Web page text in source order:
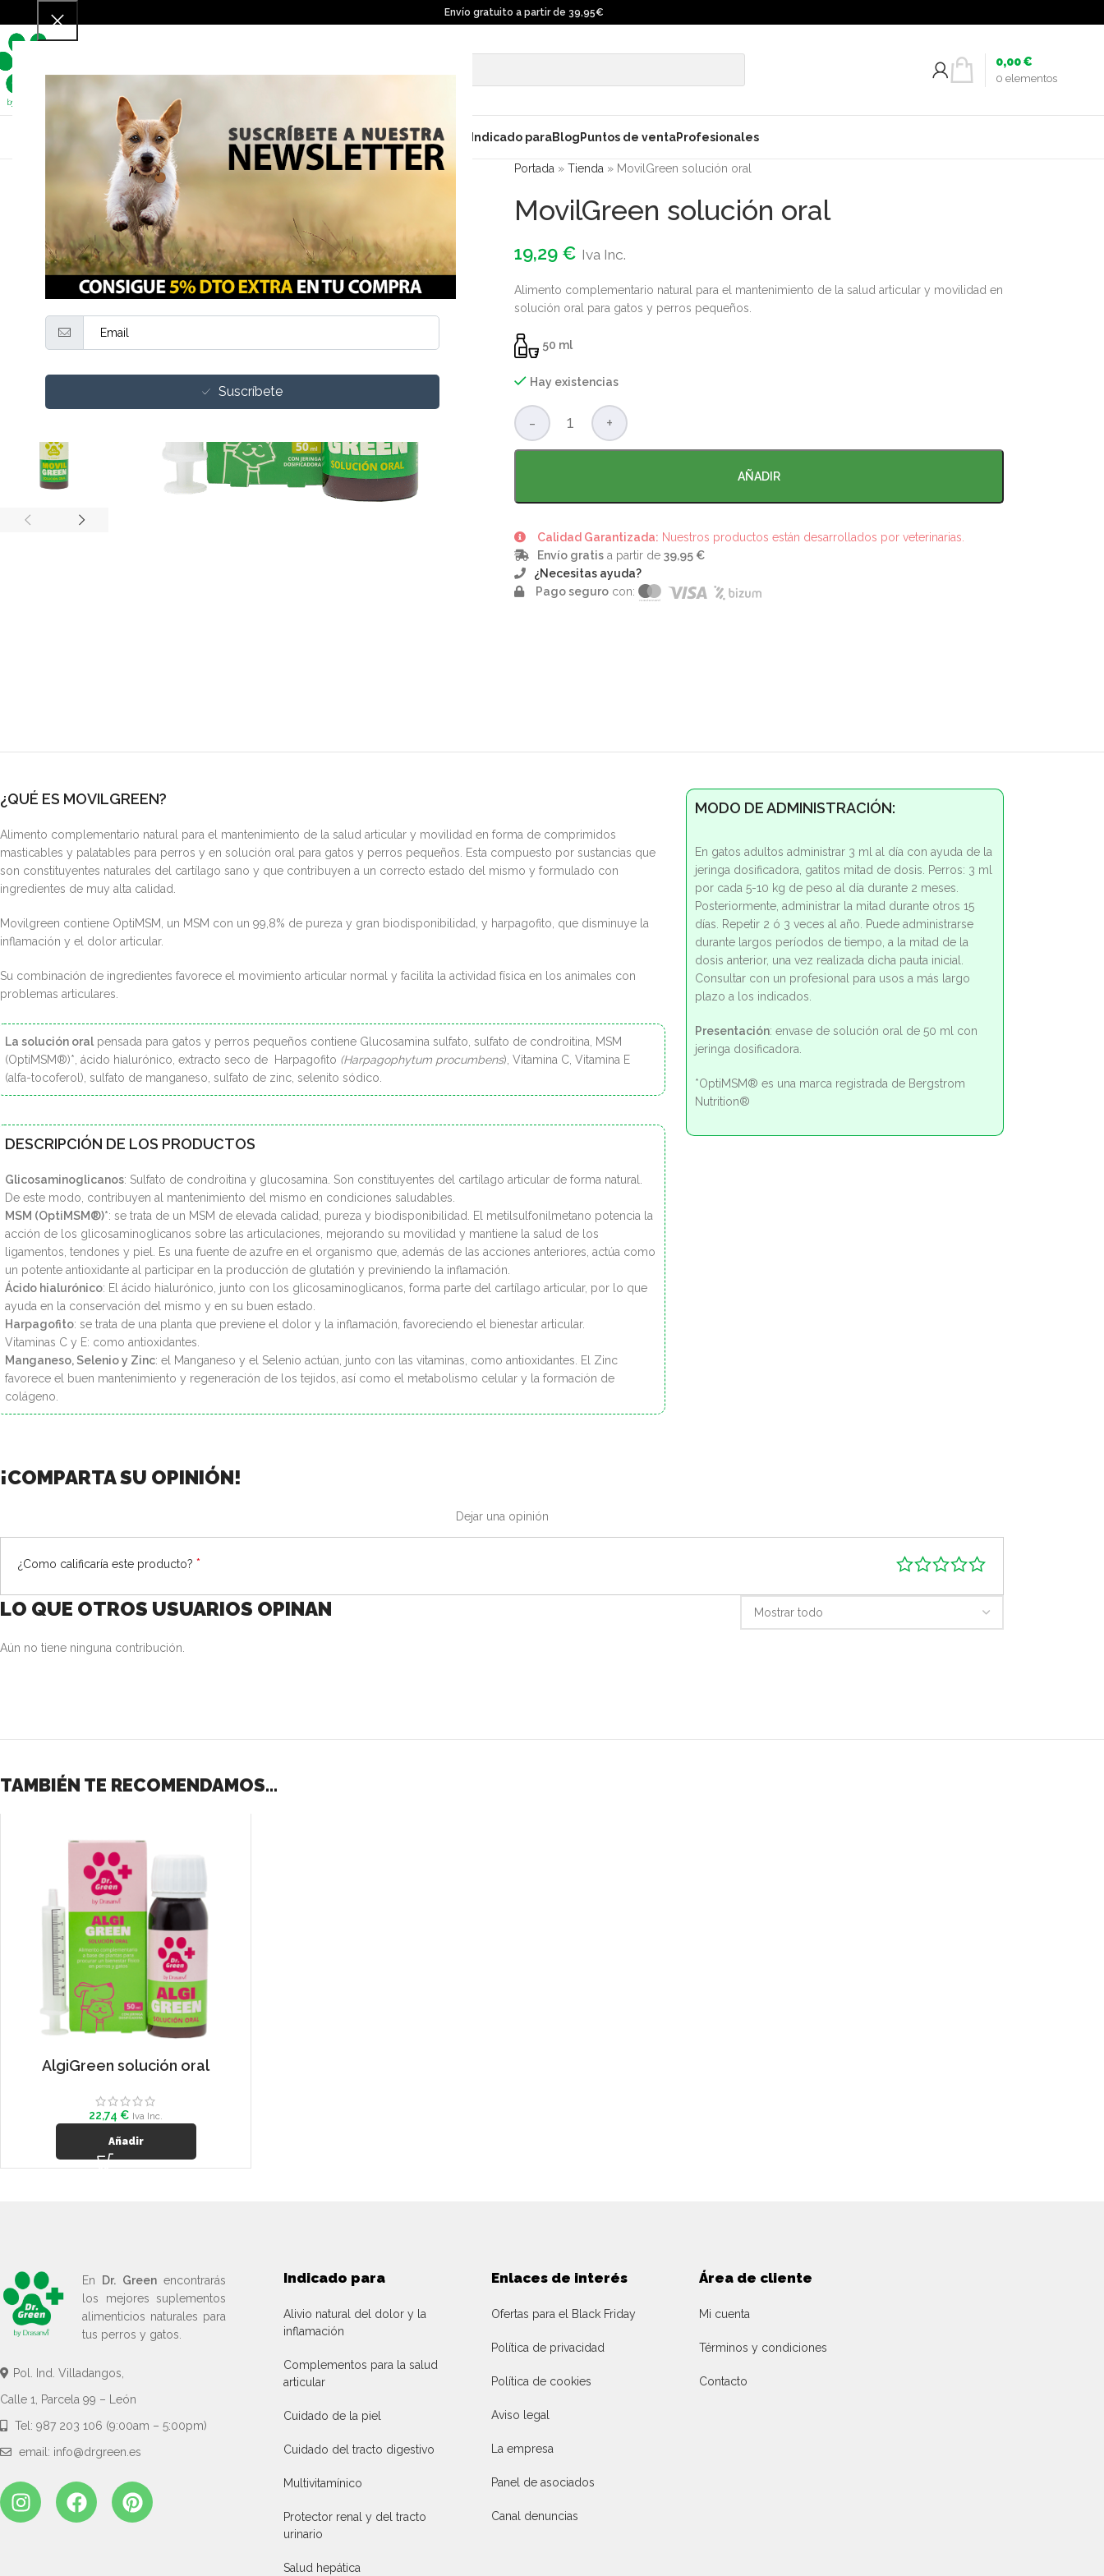
Suscríbete
Envío gratuito a partir de 39,95€
0 elementos
0,00€
Para perros Para gatos Champú Indicado paraBlog Puntos de ventaProfesionales
Portada » Tienda » MovilGreen solución oral
MovilGreen solución oral
19,29 € Iva Inc.
Alimento complementario natural para el mantenimiento de la salud articular y movilidad en
solución oral para gatos y perros pequeños.
50 ml
Hay existencias
AÑADIR
Calidad Garantizada: Nuestros productos están desarrollados por veterinarias.
Envío gratisa partir de 39,95 €
¿Necesitas ayuda?
Pago segurocon:
¿QUÉ ES MOVILGREEN?
Alimento complementario natural para el mantenimiento de la salud articular y movilidad en forma de comprimidos
masticables y palatables para perros y en solución oral para gatos y perros pequeños. Esta compuesto por sustancias que
son constituyentes naturales del cartílago sano y que contribuyen a un correcto estado del mismo y formulado con
ingredientes de muy alta calidad.
Movilgreen contiene OptiMSM, un MSM con un 99,8% de pureza y gran biodisponibilidad, y harpagofito, que disminuye la
inflamación y el dolor articular.
Su combinación de ingredientes favorece el movimiento articular normal y facilita la actividad física en los animales con
problemas articulares.
La solución oral pensada para gatos y perros pequeños contiene Glucosamina sulfato, sulfato de condroitina, MSM
(OptiMSM®)*, ácido hialurónico, extracto seco de Harpagofito (Harpagophytum procumbens), Vitamina C, Vitamina E
(alfa-tocoferol), sulfato de manganeso, sulfato de zinc, selenito sódico.
DESCRIPCIÓN DE LOS PRODUCTOS
Glicosaminoglicanos: Sulfato de condroitina y glucosamina. Son constituyentes del cartílago articular de forma natural.
De este modo, contribuyen al mantenimiento del mismo en condiciones saludables.
MSM (OptiMSM®)*: se trata de un MSM de elevada calidad, pureza y biodisponibilidad. El metilsulfonilmetano potencia la
acción de los glicosaminoglicanos sobre las articulaciones, mejorando su movilidad y mantiene la salud de los
ligamentos, tendones y piel. Es una fuente de azufre en el organismo que, además de las acciones anteriores, actúa como
un potente antioxidante al participar en la producción de glutatión y previniendo la inflamación.
Ácido hialurónico: El ácido hialurónico, junto con los glicosaminoglicanos, forma parte del cartílago articular, por lo que
ayuda en la conservación del mismo y en su buen estado.
Harpagofito: se trata de una planta que previene el dolor y la inflamación, favoreciendo el bienestar articular.
Vitaminas C y E: como antioxidantes.
Manganeso, Selenio y Zinc: el Manganeso y el Selenio actúan, junto con las vitaminas, como antioxidantes. El Zinc
favorece el buen mantenimiento y regeneración de los tejidos, así como el metabolismo celular y la formación de
colágeno.
MODO DE ADMINISTRACIÓN:
En gatos adultos administrar 3 ml al día con ayuda de la
jeringa dosificadora, gatitos mitad de dosis. Perros: 3 ml
por cada 5-10 kg de peso al día durante 2 meses.
Posteriormente, administrar la mitad durante otros 15
días. Repetir 2 ó 3 veces al año. Puede administrarse
durante largos períodos de tiempo, a la mitad de la
dosis anterior, una vez realizada dicha pauta inicial.
Consultar con un profesional para usos a más largo
plazo a los indicados.
Presentación: envase de solución oral de 50 ml con
jeringa dosificadora.
*OptiMSM® es una marca registrada de Bergstrom
Nutrition®
¡COMPARTA SU OPINIÓN!
Dejar una opinión
¿Como calificaría este producto? *
LO QUE OTROS USUARIOS OPINAN
Aún no tiene ninguna contribución.
TAMBIÉN TE RECOMENDAMOS…
AlgiGreen solución oral
22,74 € Iva Inc.
Añadir
En Dr. Greenencontrarás
los mejores suplementos
alimenticios naturales para
tus perros y gatos.
Pol. Ind. Villadangos,
Calle 1, Parcela 99 – León
Tel: 987 203 106 (9:00am – 5:00pm)
email: info@drgreen.es
Indicado para
Alivio natural del dolor y la
inflamación
Complementos para la salud
articular
Cuidado de la piel
Cuidado del tracto digestivo
Multivitamínico
Protector renal y del tracto
urinario
Salud hepática
Enlaces de interés
Ofertas para el Black Friday
Política de privacidad
Política de cookies
Aviso legal
La empresa
Panel de asociados
Canal denuncias
Área de cliente
Mi cuenta
Términos y condiciones
Contacto